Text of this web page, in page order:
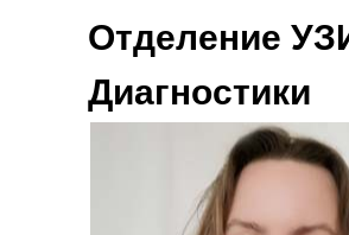
Отделение
Диагностики